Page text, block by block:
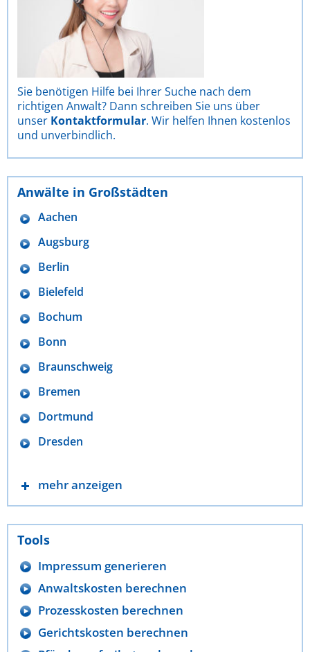
Sie benötigen Hilfe bei Ihrer Suche nach dem
richtigen Anwalt? Dann schreiben Sie uns über
unser Kontaktformular. Wir helfen Ihnen kostenlos
und unverbindlich.
Anwälte in Großstädten
Aachen
Augsburg
Berlin
Bielefeld
Bochum
Bonn
Braunschweig
Bremen
Dortmund
Dresden
mehr anzeigen
Tools
Impressum generieren
Anwaltskosten berechnen
Prozesskosten berechnen
Gerichtskosten berechnen